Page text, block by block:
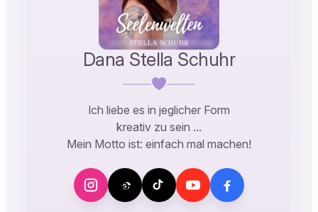
Dana Stella Schuhr
Ich liebe es in jeglicher Form
kreativ zu sein …
Mein Motto ist: einfach mal machen!